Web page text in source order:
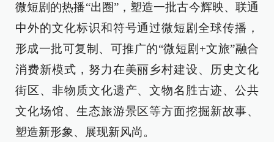
微短剧的热播“出圈”，塑造一批古今辉映、联通
中外的文化标识和符号通过微短剧全球传播，
形成一批可复制、可推广的“微短剧+文旅”融合
消费新模式，努力在美丽乡村建设、历史文化
街区、非物质文化遗产、文物名胜古迹、公共
文化场馆、生态旅游景区等方面挖掘新故事、
塑造新形象、展现新风尚。